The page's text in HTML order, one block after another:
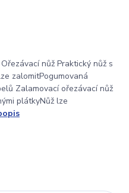
nůž Praktický nůž s
zalomitPogumovaná
Zalamovací ořezávací nůž
plátkyNůž lze